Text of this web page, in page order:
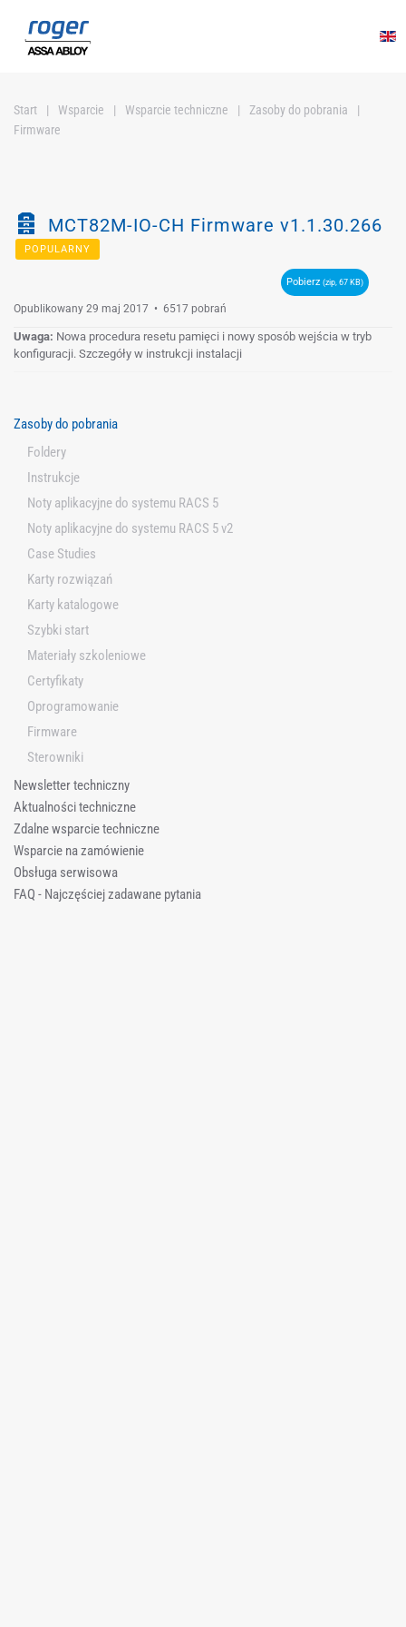
Przejdź do głównej treści
Start Wsparcie Wsparcie techniczne
Zasoby do pobrania
Firmware
Z
a
h
i
w
u
j
MCT82M-IO-CH Firmware v1.1.30.266
POPULARNY
Pobierz (zip, 67 KB)
Opublikowany 29 maj 2017 6517 pobrań
Uwaga: Nowa procedura resetu pamięci i nowy sposób wejścia w tryb
konfiguracji. Szczegóły w instrukcji instalacji
Zasoby do pobrania
Foldery
Instrukcje
Noty aplikacyjne do systemu RACS 5
Noty aplikacyjne do systemu RACS 5 v2
Case Studies
Karty rozwiązań
Karty katalogowe
Szybki start
Materiały szkoleniowe
Certyfikaty
Oprogramowanie
Firmware
Sterowniki
Newsletter techniczny
Aktualności techniczne
Zdalne wsparcie techniczne
Wsparcie na zamówienie
Obsługa serwisowa
FAQ - Najczęściej zadawane pytania